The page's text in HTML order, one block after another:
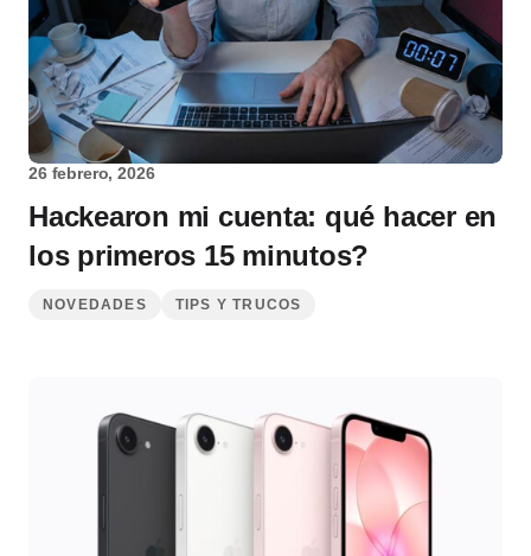
26 febrero, 2026
Hackearon mi cuenta: qué hacer en
los primeros 15 minutos?
NOVEDADES TIPS Y TRUCOS